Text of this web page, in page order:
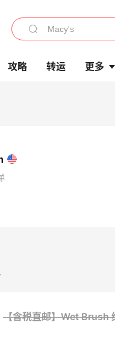
攻略 转运 更多
【含税直邮】Wet Brush
$50